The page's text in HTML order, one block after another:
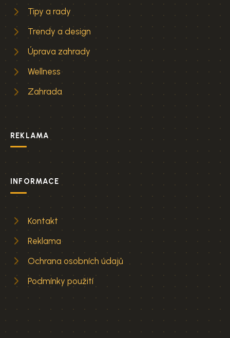
Tipy a rady
Trendy a design
Úprava zahrady
Wellness
Zahrada
REKLAMA
INFORMACE
Kontakt
Reklama
Ochrana osobních údajů
Podmínky použití